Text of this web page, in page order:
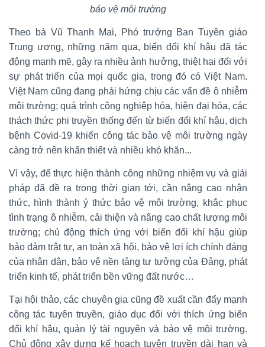
bảo vệ môi trường
Theo bà Vũ Thanh Mai, Phó trưởng Ban Tuyên giáo
Trung ương, những năm qua, biến đổi khí hậu đã tác
động mạnh mẽ, gây ra nhiều ảnh hưởng, thiệt hại đối với
sự phát triển của mọi quốc gia, trong đó có Việt Nam.
Việt Nam cũng đang phải hứng chịu các vấn đề ô nhiễm
môi trường; quá trình công nghiệp hóa, hiện đại hóa, các
thách thức phi truyền thống đến từ biến đổi khí hậu, dịch
bệnh Covid-19 khiến công tác bảo vệ môi trường ngày
càng trở nên khẩn thiết và nhiều khó khăn...
Vì vậy, để thực hiện thành công những nhiệm vụ và giải
pháp đã đề ra trong thời gian tới, cần nâng cao nhận
thức, hình thành ý thức bảo vệ môi trường, khắc phục
tình trạng ô nhiễm, cải thiện và nâng cao chất lượng môi
trường; chủ động thích ứng với biến đổi khí hậu giúp
bảo đảm trật tự, an toàn xã hội, bảo vệ lợi ích chính đáng
của nhân dân, bảo vệ nền tảng tư tưởng của Đảng, phát
triển kinh tế, phát triển bền vững đất nước…
Tại hội thảo, các chuyên gia cũng đề xuất cần đẩy mạnh
công tác tuyên truyền, giáo dục đối với thích ứng biến
đổi khí hậu, quản lý tài nguyên và bảo vệ môi trường.
Chủ động xây dựng kế hoạch tuyên truyền dài hạn và